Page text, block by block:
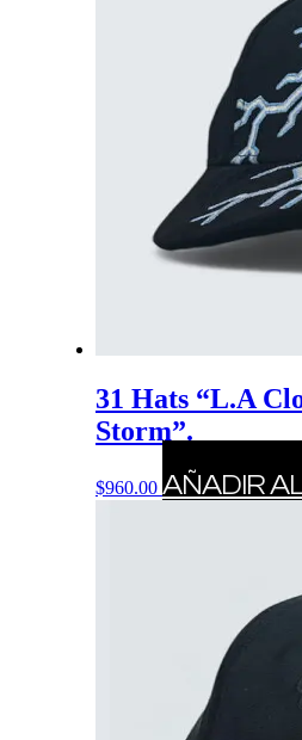
31 Hats “L.A
Storm”.
$960.00 AÑADIR